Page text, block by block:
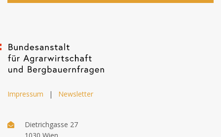
Impressum | Newsletter
Dietrichgasse 27